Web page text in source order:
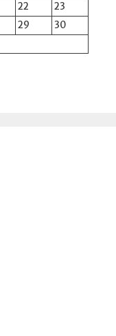
22
23
29
30